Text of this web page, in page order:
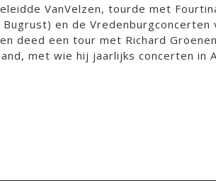
VanVelzen, tourde met
Bugrust) en de
deed een tour met Richard
met wie hij jaarlijks concerten in